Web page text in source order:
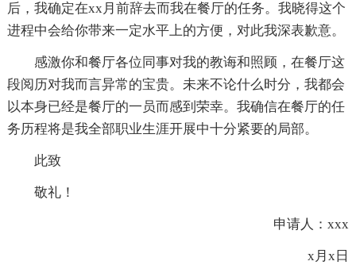
后，我确定在xx月前辞去而我在餐厅的任务。我晓得这个
进程中会给你带来一定水平上的方便，对此我深表歉意。
感激你和餐厅各位同事对我的教诲和照顾，在餐厅这
段阅历对我而言异常的宝贵。未来不论什么时分，我都会
以本身已经是餐厅的一员而感到荣幸。我确信在餐厅的任
务历程将是我全部职业生涯开展中十分紧要的局部。
此致
敬礼！
申请人：xxx
x月x日